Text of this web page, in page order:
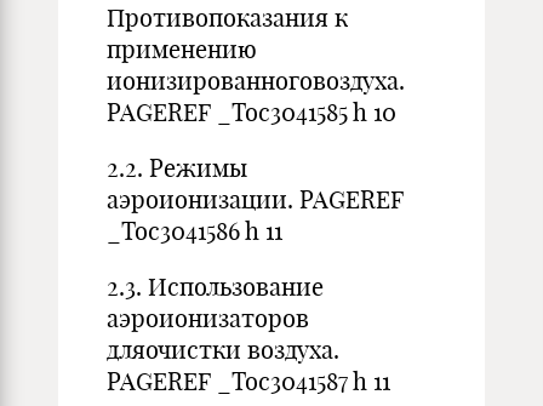
Противопоказания к
применению
ионизированноговоздуха.
PAGEREF _Toc3041585 h 10
2.2. Режимы
аэроионизации. PAGEREF
_Toc3041586 h 11
2.3. Использование
аэроионизаторов
дляочистки воздуха.
PAGEREF _Toc3041587 h 11